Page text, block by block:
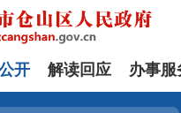
开 解读回应 办事服